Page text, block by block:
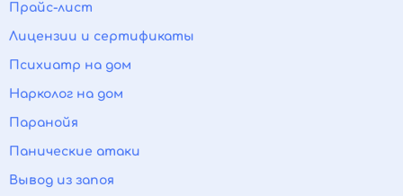
Прайс-лист
Лицензии и сертификаты
Психиатр на дом
Нарколог на дом
Паранойя
Панические атаки
Вывод из запоя